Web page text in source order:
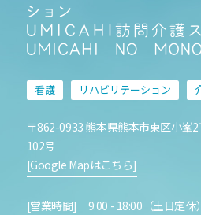
看護 リハビリテーション
〒862-0933 熊本県熊本市東区小峯
102号
[Google Mapはこちら]
[営業時間] 9:00 - 18:00（土日定休